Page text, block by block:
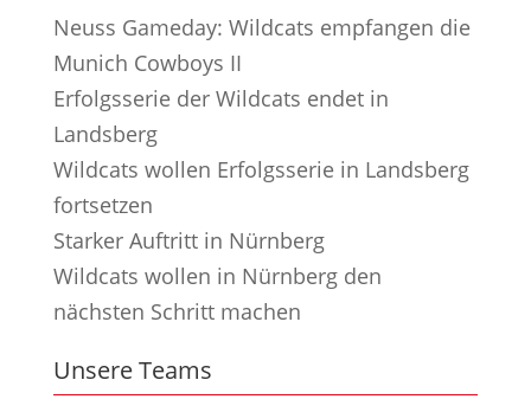
Neuss Gameday: Wildcats empfangen die
Munich Cowboys II
Erfolgsserie der Wildcats endet in
Landsberg
Wildcats wollen Erfolgsserie in Landsberg
fortsetzen
Starker Auftritt in Nürnberg
Wildcats wollen in Nürnberg den
nächsten Schritt machen
Unsere Teams